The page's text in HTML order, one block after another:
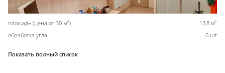
площадь (цена от 30 м2) 13,8 м2
обработка угла 6 шт
Показать полный список